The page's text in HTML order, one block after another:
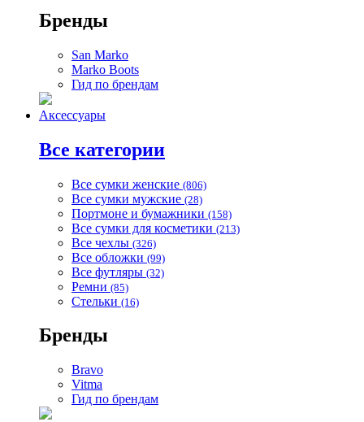
Бренды
San Marko
Marko Boots
Гид по брендам
Аксессуары
Все категории
Все сумки женские (806)
Все сумки мужские (28)
Портмоне и бумажники (158)
Все сумки для косметики (213)
Все чехлы (326)
Все обложки (99)
Все футляры (32)
Ремни (85)
Стельки (16)
Бренды
Bravo
Vitma
Гид по брендам